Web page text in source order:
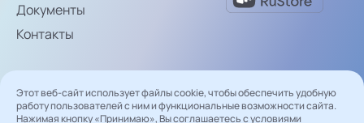
Документы
Контакты
Мы в социальных сетях
Этот веб-сайт использует файлы cookie, чтобы обеспечить удобную
работу пользователей с ним и функциональные возможности сайта.
Нажимая кнопку «Принимаю», Вы соглашаетесь с условиями